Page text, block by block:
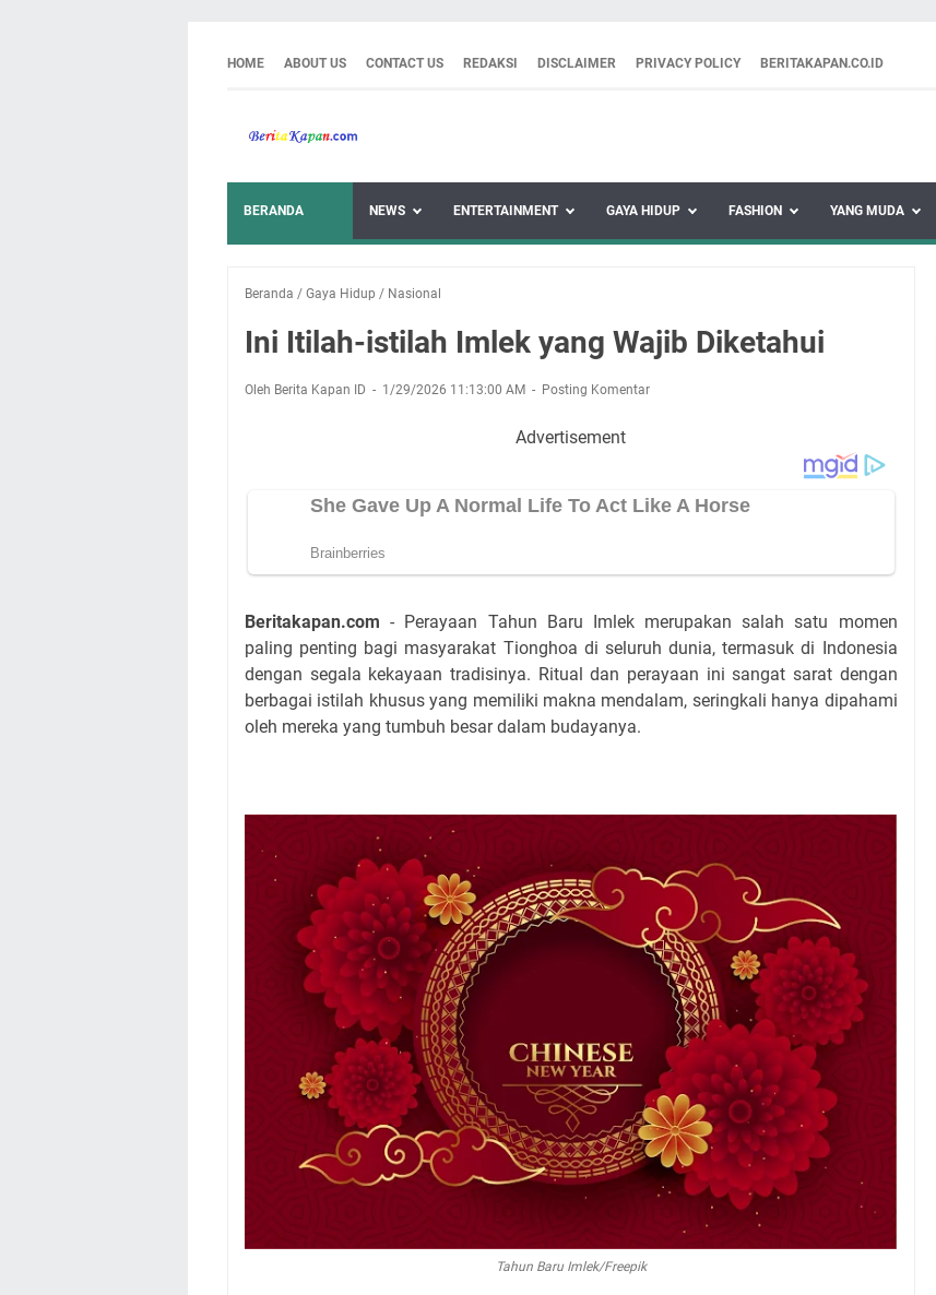
HOME ABOUT US CONTACT US REDAKSI DISCLAIMER PRIVACY POLICY BERITAKAPAN.CO.ID
BERANDA NEWS ENTERTAINMENT GAYA HIDUP FASHION YANG MUDA
Beranda / Gaya Hidup / Nasional
Ini Itilah-istilah Imlek yang Wajib Diketahui
Oleh Berita Kapan ID 1/29/2026 11:13:00 AM Posting Komentar
Advertisement
Beritakapan.com - Perayaan Tahun Baru Imlek merupakan salah satu momen
paling penting bagi masyarakat Tionghoa di seluruh dunia, termasuk di Indonesia
dengan segala kekayaan tradisinya. Ritual dan perayaan ini sangat sarat dengan
berbagai istilah khusus yang memiliki makna mendalam, seringkali hanya dipahami
oleh mereka yang tumbuh besar dalam budayanya.
Tahun Baru Imlek/Freepik